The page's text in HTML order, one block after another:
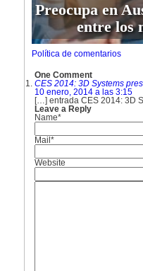
Preocupa en
entre los
Política de comentarios
One Comment
CES 2014: 3D Systems
10 enero, 2014 a las 3:15
[…] entrada CES 2014: 3D
Leave a Reply
Name*
Mail*
Website